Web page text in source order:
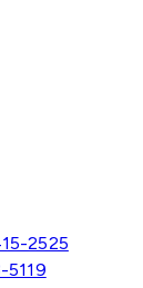
2525
5119